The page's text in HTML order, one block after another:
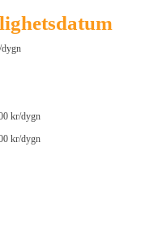
dygn
kr/dygn
kr/dygn